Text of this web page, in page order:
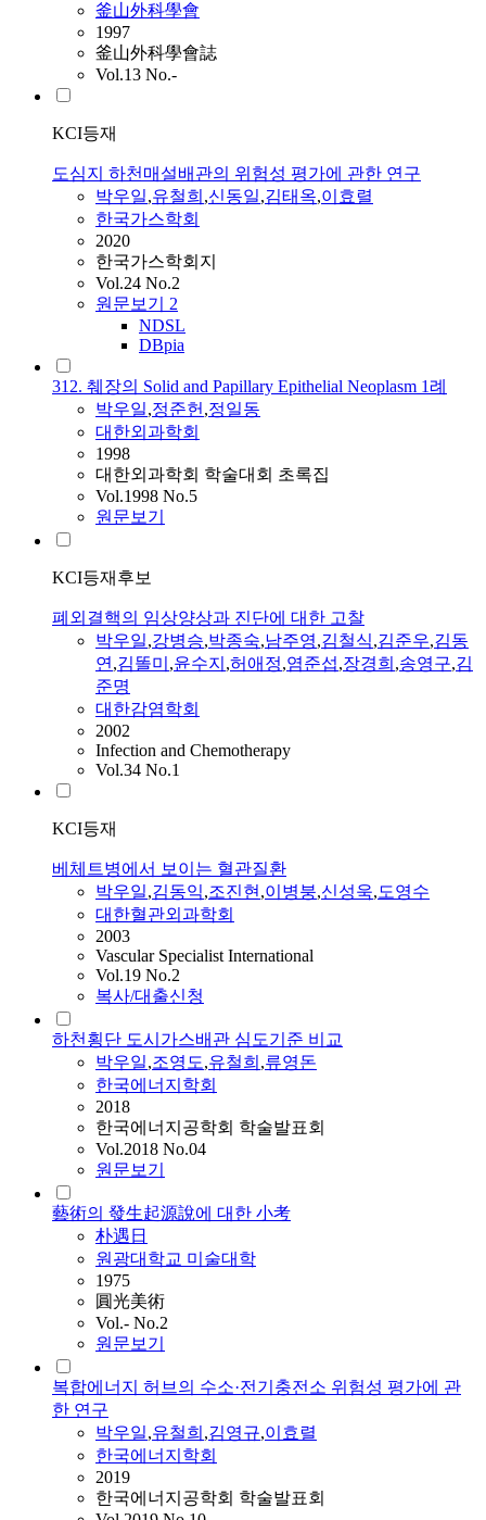
釜山外科學會
1997
釜山外科學會誌
Vol.13 No.-
KCI등재
도심지 하천매설배관의 위험성 평가에 관한 연구
박우일,유철희 ,신동일,김태옥,이효렬
한국가스학회
2020
한국가스학회지
Vol.24 No.2
원문보기 2
NDSL
DBpia
312. 췌장의 Solid and Papillary Epithelial Neoplasm 1례
박우일,정준헌,정일동
대한외과학회
1998
대한외과학회 학술대회 초록집
Vol.1998 No.5
원문보기
KCI등재후보
폐외결핵의 임상양상과 진단에 대한 고찰
박우일,강병승,박종숙,남주영,김철식,김준우,김동
연,김똘미 ,윤수지 ,허애정,염준섭,장경희 ,송영구,김
준명
대한감염학회
2002
Infection and Chemotherapy
Vol.34 No.1
KCI등재
베체트병에서 보이는 혈관질환
박우일,김동익,조진현,이병붕,신성욱,도영수
대한혈관외과학회
2003
Vascular Specialist International
Vol.19 No.2
복사/대출신청
하천횡단 도시가스배관 심도기준 비교
박우일,조영도,유철희 ,류영돈
한국에너지학회
2018
한국에너지공학회 학술발표회
Vol.2018 No.04
원문보기
藝術의 發生起源說에 대한 小考
朴遇日
원광대학교 미술대학
1975
圓光美術
Vol.- No.2
원문보기
복합에너지 허브의 수소·전기충전소 위험성 평가에 관
한 연구
박우일,유철희 ,김영규,이효렬
한국에너지학회
2019
한국에너지공학회 학술발표회